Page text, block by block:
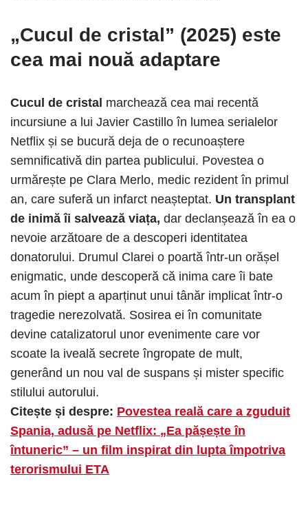
„Cucul de cristal” (2025) este
cea mai nouă adaptare
Cucul de cristal marchează cea mai recentă
incursiune a lui Javier Castillo în lumea serialelor
Netflix și se bucură deja de o recunoaștere
semnificativă din partea publicului. Povestea o
urmărește pe Clara Merlo, medic rezident în primul
an, care suferă un infarct neașteptat. Un transplant
de inimă îi salvează viața, dar declanșează în ea o
nevoie arzătoare de a descoperi identitatea
donatorului. Drumul Clarei o poartă într-un orășel
enigmatic, unde descoperă că inima care îi bate
acum în piept a aparținut unui tânăr implicat într-o
tragedie nerezolvată. Sosirea ei în comunitate
devine catalizatorul unor evenimente care vor
scoate la iveală secrete îngropate de mult,
generând un nou val de suspans și mister specific
stilului autorului.
Citește și despre: Povestea reală care a zguduit
Spania, adusă pe Netflix: „Ea pășește în
întuneric” – un film inspirat din lupta împotriva
terorismului ETA